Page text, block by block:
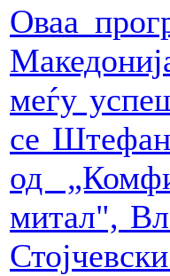
Оваа
меѓу
се
од
митал",